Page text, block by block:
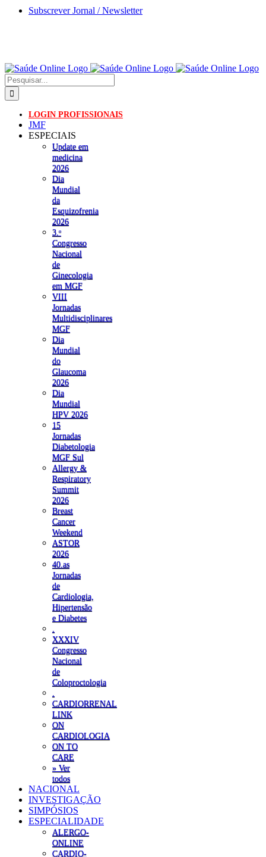
Skip
Subscrever Jornal / Newsletter
Pesquisar
LOGIN PROFISSIONAIS
JMF
ESPECIAIS
Update em
medicina
2026
Dia
Mundial
da
Esquizofrenia
2026
3.ᵒ
Congresso
Nacional
de
Ginecologia
em MGF
VIII
Jornadas
Multidisciplinares
MGF
Dia
Mundial
do
Glaucoma
2026
Dia
Mundial
HPV 2026
15
Jornadas
Diabetologia
MGF Sul
Allergy &
Respiratory
Summit
2026
Breast
Cancer
Weekend
ASTOR
2026
40.as
Jornadas
de
Cardiologia,
Hipertensão
e Diabetes
XXXIV
Congresso
Nacional
de
Coloproctologia
CARDIORRENAL
LINK
ON
CARDIOLOGIA
ON TO
CARE
» Ver
todos
NACIONAL
INVESTIGAÇÃO
SIMPÓSIOS
ESPECIALIDADE
ALERGO-
ONLINE
CARDIO-